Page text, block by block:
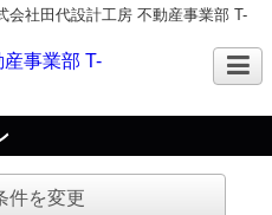
会社田代設計工房 不動産事業部 T-
件を変更